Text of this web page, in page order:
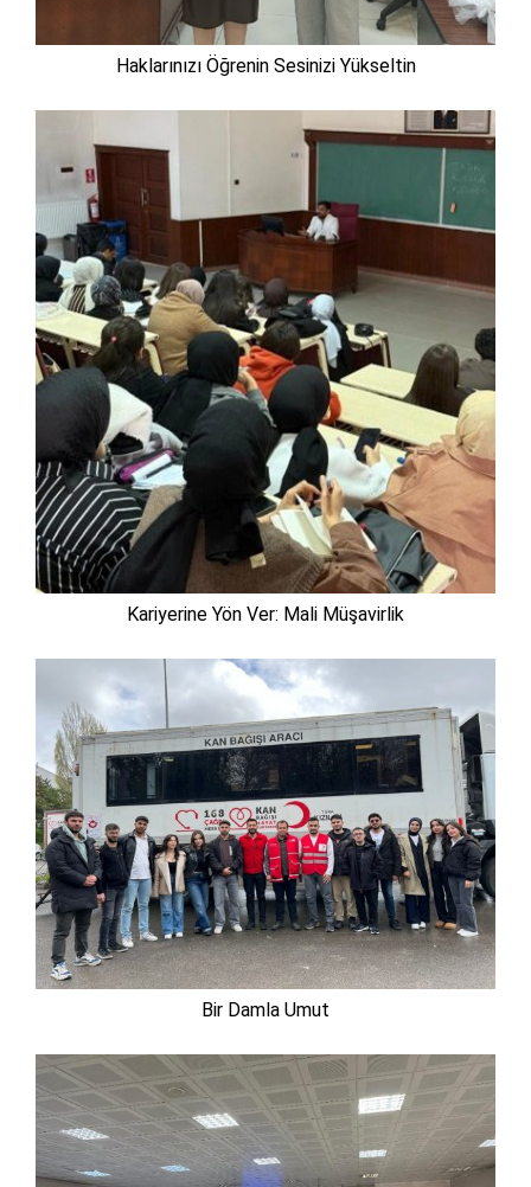
Haklarınızı Öğrenin Sesinizi Yükseltin
Kariyerine Yön Ver: Mali Müşavirlik
Bir Damla Umut